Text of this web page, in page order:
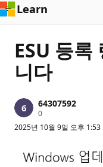
Learn
ESU 등록
니다
64307592
0평
포
2025년 10월 9일 오후 1:53